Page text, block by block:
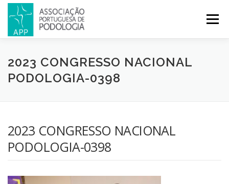
Menu
APP PODOLOGIA LICENCIATURA EM PODOLOGIA
CONGRESSOS REVISTA CONTACTOS
2023 CONGRESSO NACIONAL
PODOLOGIA-0398
2023 CONGRESSO NACIONAL
PODOLOGIA-0398